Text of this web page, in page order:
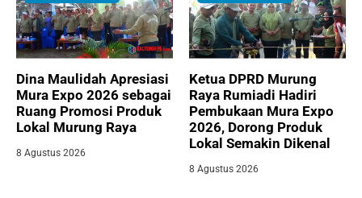
Dina Maulidah Apresiasi
Mura Expo 2026 sebagai
Ruang Promosi Produk
Lokal Murung Raya
8 Agustus 2026
Ketua DPRD Murung
Raya Rumiadi Hadiri
Pembukaan Mura Expo
2026, Dorong Produk
Lokal Semakin Dikenal
8 Agustus 2026